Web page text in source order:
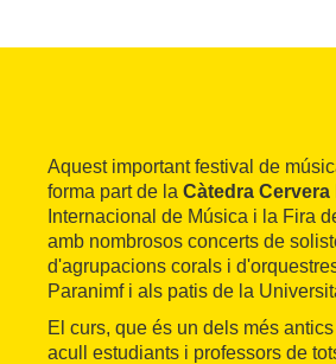
Aquest important festival de
forma part de la Càtedra Cervera
Internacional de Música i la Fira
amb nombrosos concerts de
d'agrupacions corals i
Paranimf i als patis de la
El curs, que és un dels més
acull estudiants i professors de